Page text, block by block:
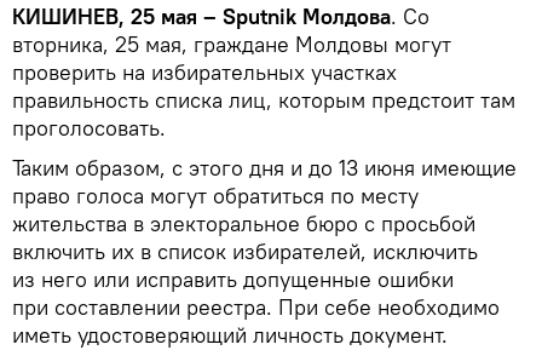
КИШИНЕВ, 25 мая – Sputnik Молдова. Со
вторника, 25 мая, граждане Молдовы могут
проверить на избирательных участках
правильность списка лиц, которым предстоит там
проголосовать.
Таким образом, с этого дня и до 13 июня имеющие
право голоса могут обратиться по месту
жительства в электоральное бюро с просьбой
включить их в список избирателей, исключить
из него или исправить допущенные ошибки
при составлении реестра. При себе необходимо
иметь удостоверяющий личность документ.